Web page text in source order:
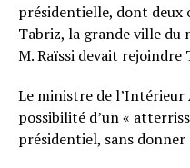
présidentielle, dont
Tabriz, la grande ville du
M. Raïssi devait rejoindre
Le ministre de l’Intérieur
possibilité d’un «
présidentiel, sans donner